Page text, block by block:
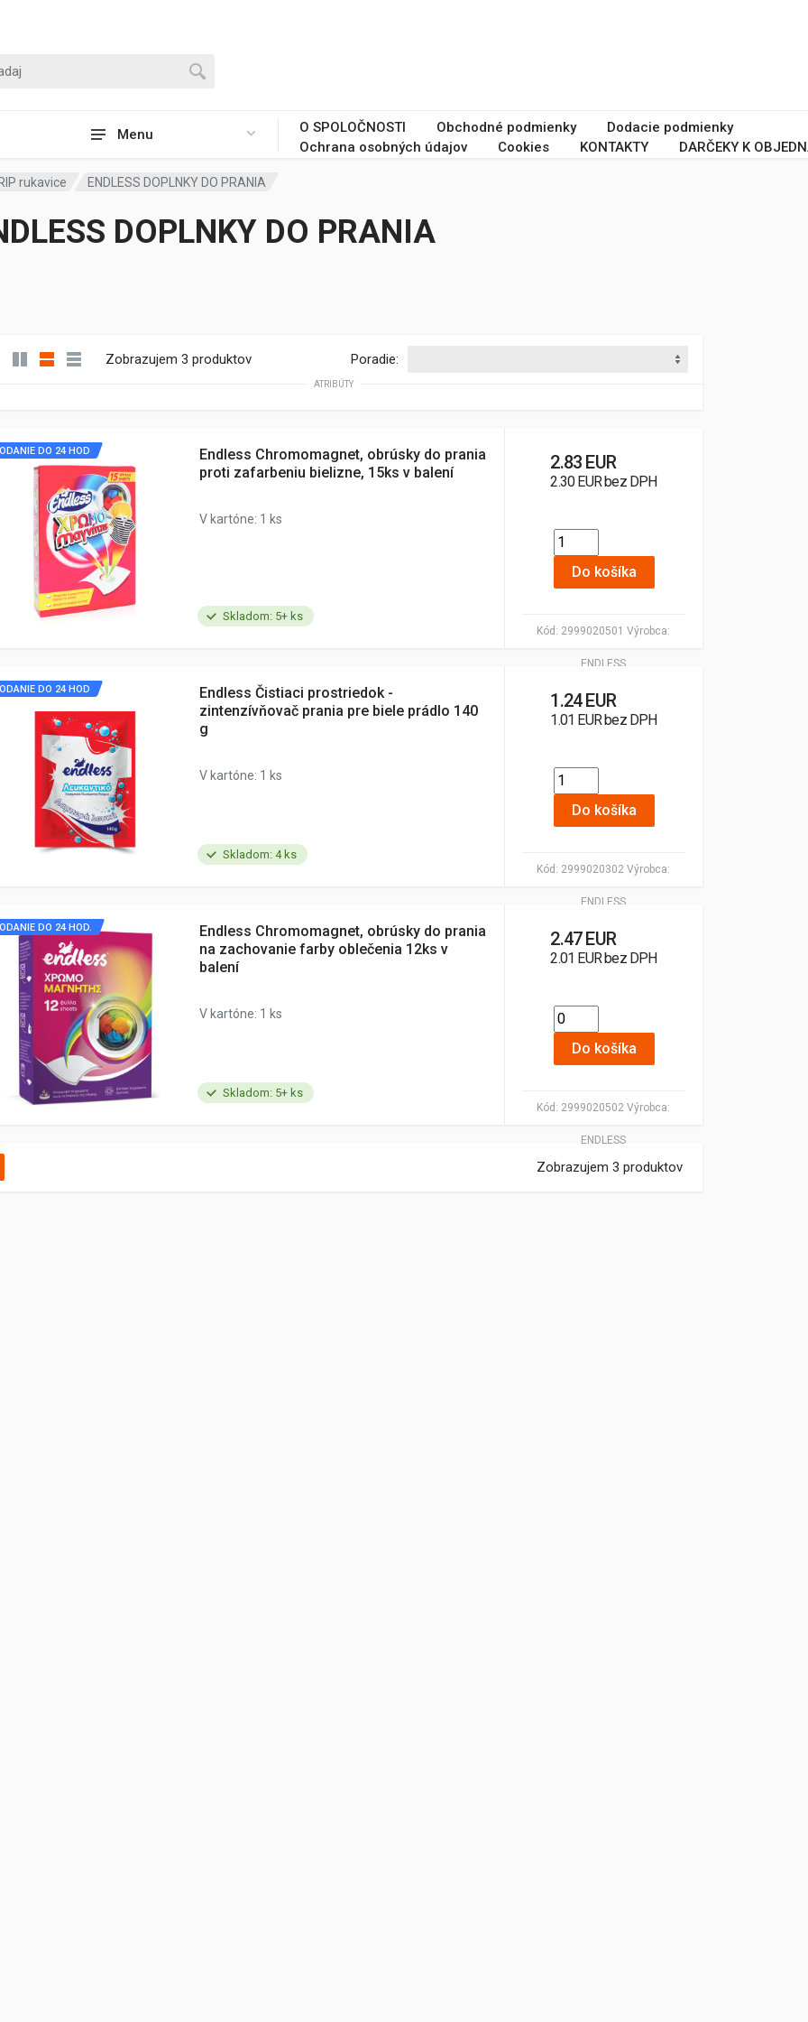
Menu O SPOLOČNOSTI Obchodné podmienky
Dodacie podmienky
Ochrana osobných údajov
Cookies KONTAKTY DARČEKY K
rukavice ENDLESS DOPLNKY DO PRANIA
DOPLNKY DO PRANIA
Zobrazujem 3 produktov Poradie:
ATRIBÚTY
Skladom: 5+ ks
Kód: 2999020501 Výrobca:
ENDLESS
DO 24 HOD
Endless Chromomagnet, obrúsky do prania
proti zafarbeniu bielizne, 15ks v balení
V kartóne: 1 ks
2.83 EUR
2.30 EUR bez DPH
Do košíka
Skladom: 4 ks
Kód: 2999020302 Výrobca:
ENDLESS
DO 24 HOD
Endless Čistiaci prostriedok -
zintenzívňovač prania pre biele prádlo 140
g
V kartóne: 1 ks
1.24 EUR
1.01 EUR bez DPH
Do košíka
Skladom: 5+ ks
Kód: 2999020502 Výrobca:
ENDLESS
DO 24 HOD.
Endless Chromomagnet, obrúsky do prania
na zachovanie farby oblečenia 12ks v
balení
V kartóne: 1 ks
2.47 EUR
2.01 EUR bez DPH
Do košíka
Zobrazujem 3 produktov